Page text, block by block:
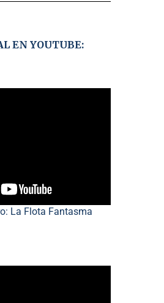
EN YOUTUBE:
La Flota Fantasma